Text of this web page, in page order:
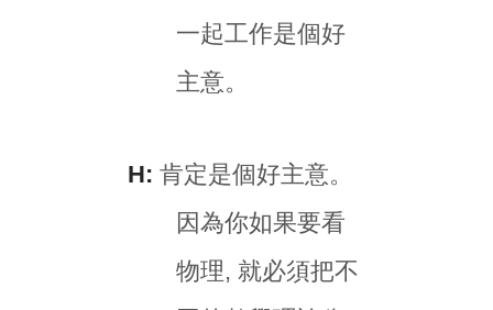
一起工作是個好
主意。
H: 肯定是個好主意。
因為你如果要看
物理, 就必須把不